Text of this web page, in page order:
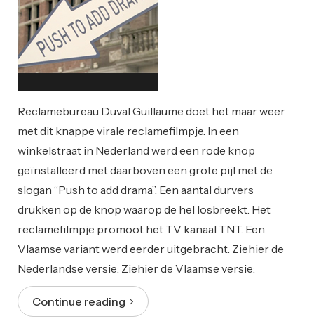
Reclamebureau Duval Guillaume doet het maar weer
met dit knappe virale reclamefilmpje. In een
winkelstraat in Nederland werd een rode knop
geïnstalleerd met daarboven een grote pijl met de
slogan “Push to add drama”. Een aantal durvers
drukken op de knop waarop de hel losbreekt. Het
reclamefilmpje promoot het TV kanaal TNT. Een
Vlaamse variant werd eerder uitgebracht. Ziehier de
Nederlandse versie: Ziehier de Vlaamse versie:
Continue reading